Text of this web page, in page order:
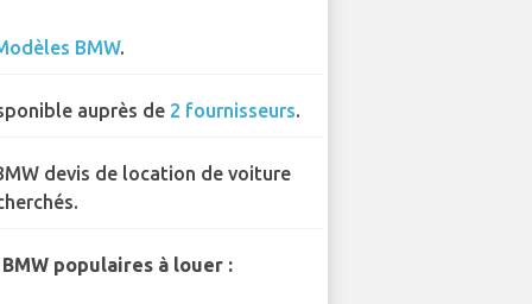
BMW.
auprès de 2 fournisseurs.
devis de location de voiture
populaires à louer :